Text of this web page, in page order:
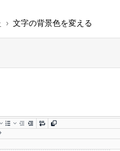
文字の背景色を変える